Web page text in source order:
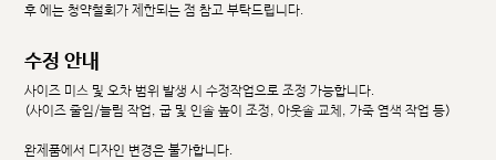
후 에는 청약철회가 제한되는 점 참고 부탁드립니다.
수정 안내
사이즈 미스 및 오차 범위 발생 시 수정작업으로 조정 가능합니다.
(사이즈 줄임/늘림 작업, 굽 및 인솔 높이 조정, 아웃솔 교체, 가죽 염색 작업 등)
완제품에서 디자인 변경은 불가합니다.